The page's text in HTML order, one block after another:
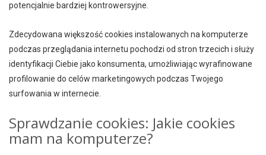
potencjalnie bardziej kontrowersyjne.
Zdecydowana większość cookies instalowanych na komputerze
podczas przeglądania internetu pochodzi od stron trzecich i służy
identyfikacji Ciebie jako konsumenta, umożliwiając wyrafinowane
profilowanie do celów marketingowych podczas Twojego
surfowania w internecie.
Sprawdzanie cookies: Jakie cookies
mam na komputerze?